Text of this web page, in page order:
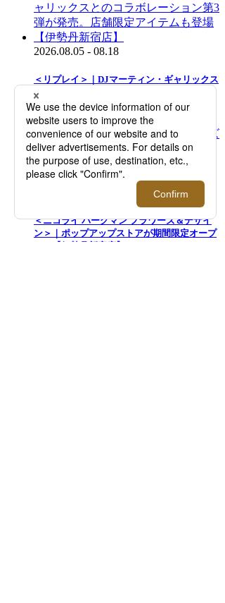
2026.08.05 - 08.18
＜リプレイ＞｜DJマーティン・ギャリックス
とのコラボレーション第3弾が発売。店舗限
定アイテムも登場【伊勢丹新宿店】
＜ニコライ バーグマン フラワーズ＆デザイ
ン＞｜ポップアップストアが期間限定オープ